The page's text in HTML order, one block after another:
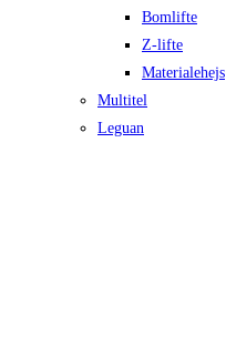
Bomlifte
Z-lifte
Materialehejs
Multitel
Leguan